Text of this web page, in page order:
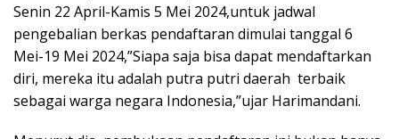
Senin 22 April-Kamis 5 Mei 2024,untuk jadwal
pengebalian berkas pendaftaran dimulai tanggal 6
Mei-19 Mei 2024,”Siapa saja bisa dapat mendaftarkan
diri, mereka itu adalah putra putri daerah terbaik
sebagai warga negara Indonesia,”ujar Harimandani.